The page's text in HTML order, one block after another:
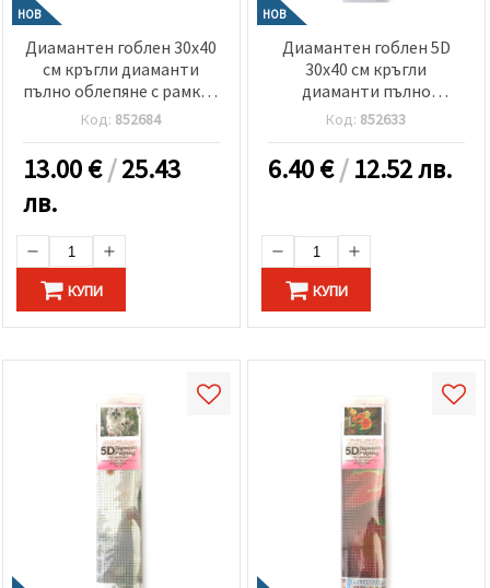
НОВ
Диамантен гоблен 30x40
см кръгли диаманти
пълно облепяне с рамка -
Планинска къща
Код: 852684
13.00€/25.43
лв.
КУПИ
НОВ
Диамантен гоблен 5D
30x40 см кръгли
диаманти пълно
облепяне - Натюрморт с
Код: 852633
6.40€/12.52 лв.
КУПИ